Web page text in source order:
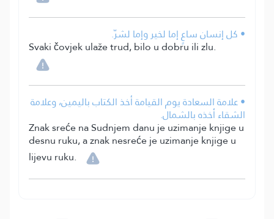
• كل إنسان ساعٍ إما لخير وإما لشرّ.
Svaki čovjek ulaže trud, bilo u dobru ili zlu.
• علامة السعادة يوم القيامة أخذ الكتاب باليمين، وعلامة
الشقاء أخذه بالشمال.
Znak sreće na Sudnjem danu je uzimanje knjige u
desnu ruku, a znak nesreće je uzimanje knjige u
lijevu ruku.